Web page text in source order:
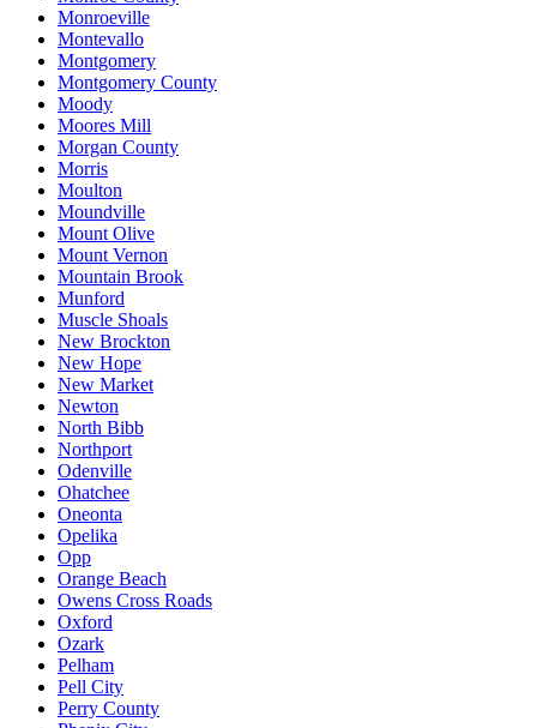
Monroeville
Montevallo
Montgomery
Montgomery County
Moody
Moores Mill
Morgan County
Morris
Moulton
Moundville
Mount Olive
Mount Vernon
Mountain Brook
Munford
Muscle Shoals
New Brockton
New Hope
New Market
Newton
North Bibb
Northport
Odenville
Ohatchee
Oneonta
Opelika
Opp
Orange Beach
Owens Cross Roads
Oxford
Ozark
Pelham
Pell City
Perry County